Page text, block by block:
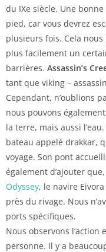
du IXe siècle. Une
pied, car vous devrez
plusieurs fois. Cela
plus facilement un
barrières. Assassin’s
tant que viking –
Cependant, n’oublions
nous pouvons
la terre, mais aussi
bateau appelé drakkar,
voyage. Son pont
également d’ajouter
Odyssey, le navire
près du rivage. Nous
ports spécifiques.
Nous observons
personne. Il y a